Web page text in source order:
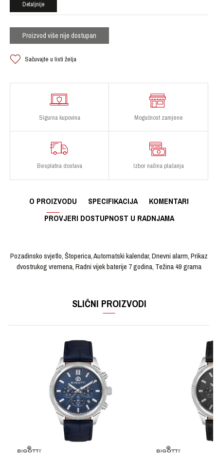
Detaljnije
Proizvod više nije dostupan
Sačuvajte u listi želja
Sigurna kupovina Mogućnost zamjene
Besplatna dostava Izbor načina plaćanja
O PROIZVODU SPECIFIKACIJA
KOMENTARI
PROVJERI DOSTUPNOST U RADNJAMA
Pozadinsko svjetlo, Štoperica, Automatski kalendar, Dnevni alarm, Prikaz
dvostrukog vremena, Radni vijek baterije 7 godina, Težina 49 grama
Ručni sat
Materijal sata
Materijal narukvice
SLIČNI PROIZVODI